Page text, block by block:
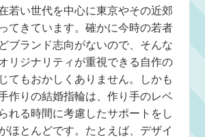
若い世代を中心に東京やその近郊
てきています。確かに今時の若者
ブランド志向がないので、そんな
リジナリティが重視できる自作の
てもおかしくありません。しかも
作りの結婚指輪は、作り手のレベ
れる時間に考慮したサポートをし
ほとんどです。たとえば、デザイ